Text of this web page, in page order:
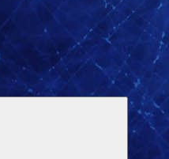
дочернее
меню